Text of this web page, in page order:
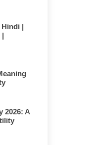
|
|
2026: A